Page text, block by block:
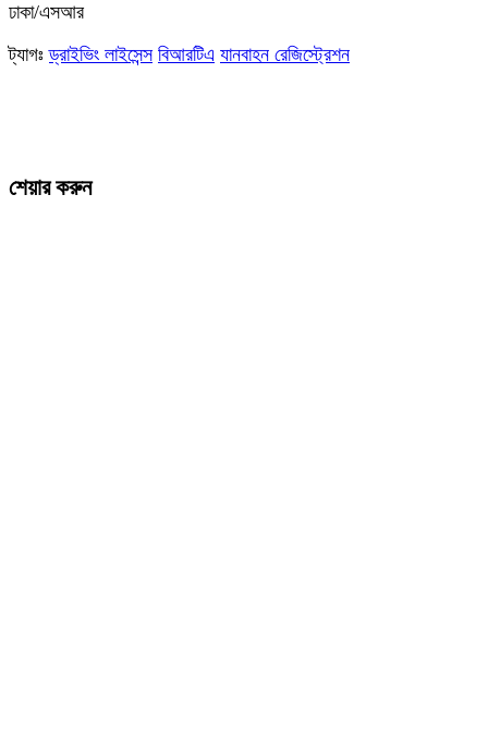
ঢাকা/এসআর
ট্যাগঃড্রাইভিং লাইসেন্স বিআরটিএ যানবাহন রেজিস্ট্রেশন
শেয়ার করুন